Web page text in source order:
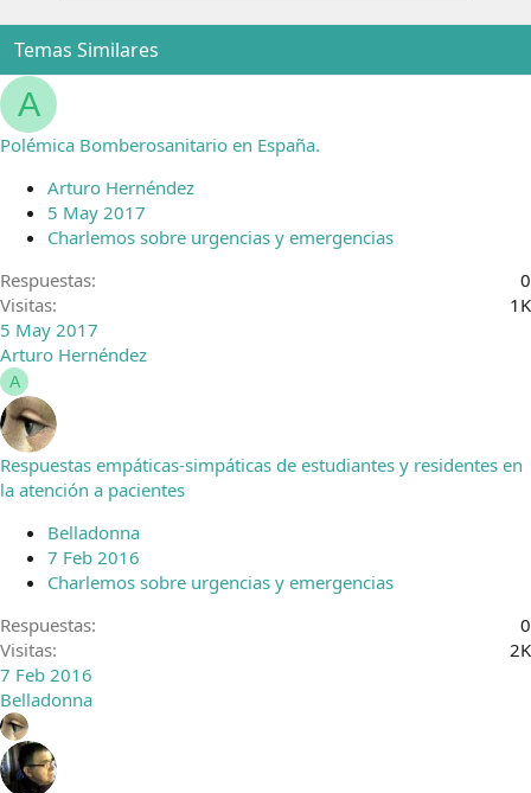
Temas Similares
A
Polémica Bomberosanitario en España.
Arturo Hernéndez
5 May 2017
Charlemos sobre urgencias y emergencias
Respuestas
0
Visitas
1K
5 May 2017
Arturo Hernéndez
A
Respuestas empáticas-simpáticas de estudiantes y residentes en
la atención a pacientes
Belladonna
7 Feb 2016
Charlemos sobre urgencias y emergencias
Respuestas
0
Visitas
2K
7 Feb 2016
Belladonna